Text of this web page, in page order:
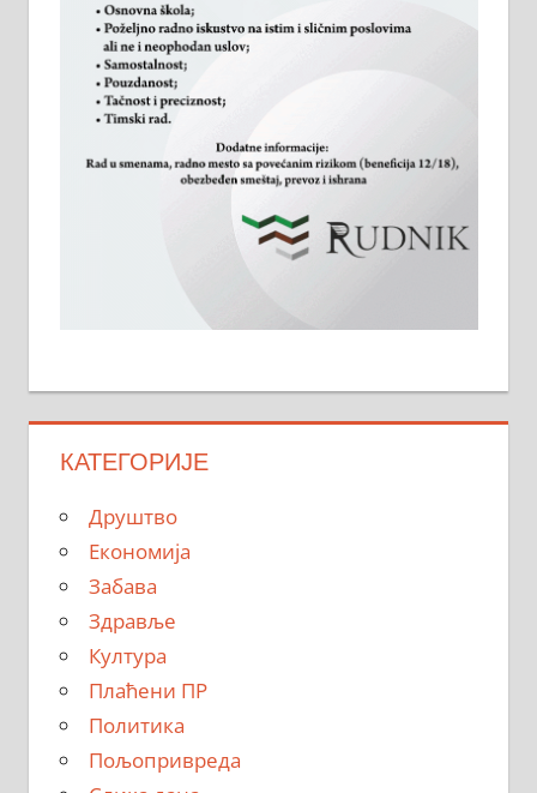
КАТЕГОРИЈЕ
Друштво
Економија
Забава
Здравље
Култура
Плаћени ПР
Политика
Пољопривреда